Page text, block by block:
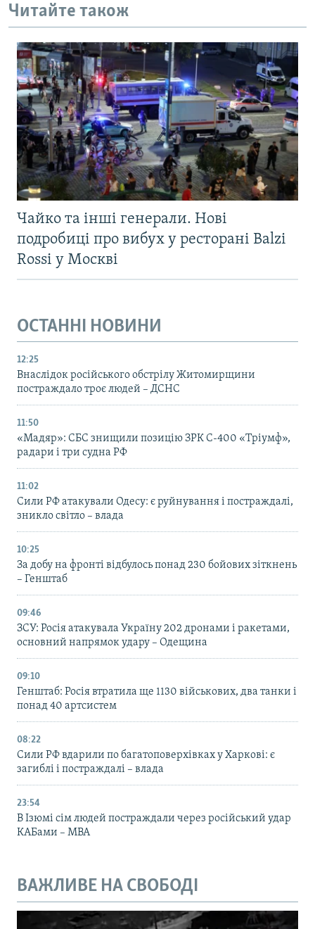
Читайте також
Чайко та інші генерали. Нові
подробиці про вибух у ресторані Balzi
Rossi у Москві
ОСТАННІ НОВИНИ
12:25
Внаслідок російського обстрілу Житомирщини
постраждало троє людей – ДСНС
11:50
«Мадяр»: СБС знищили позицію ЗРК С-400 «Тріумф»,
радари і три судна РФ
11:02
Сили РФ атакували Одесу: є руйнування і постраждалі,
зникло світло – влада
10:25
За добу на фронті відбулось понад 230 бойових зіткнень
– Генштаб
09:46
ЗСУ: Росія атакувала Україну 202 дронами і ракетами,
основний напрямок удару – Одещина
09:10
Генштаб: Росія втратила ще 1130 військових, два танки і
понад 40 артсистем
08:22
Сили РФ вдарили по багатоповерхівках у Харкові: є
загиблі і постраждалі – влада
23:54
В Ізюмі сім людей постраждали через російський удар
КАБами – МВА
ВАЖЛИВЕ НА СВОБОДІ